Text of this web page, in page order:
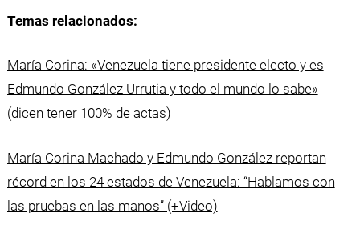
Temas relacionados:
María Corina: «Venezuela tiene presidente electo y es
Edmundo González Urrutia y todo el mundo lo sabe»
(dicen tener 100% de actas)
María Corina Machado y Edmundo González reportan
récord en los 24 estados de Venezuela: “Hablamos con
las pruebas en las manos” (+Video)